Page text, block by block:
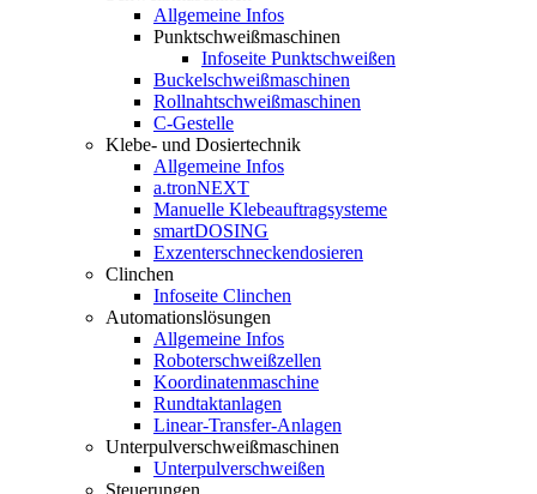
Allgemeine Infos
Punktschweißmaschinen
Infoseite Punktschweißen
Buckelschweißmaschinen
Rollnahtschweißmaschinen
C-Gestelle
Klebe- und Dosiertechnik
Allgemeine Infos
a.tronNEXT
Manuelle Klebeauftragsysteme
smartDOSING
Exzenterschneckendosieren
Clinchen
Infoseite Clinchen
Automationslösungen
Allgemeine Infos
Roboterschweißzellen
Koordinatenmaschine
Rundtaktanlagen
Linear-Transfer-Anlagen
Unterpulverschweißmaschinen
Unterpulverschweißen
Steuerungen